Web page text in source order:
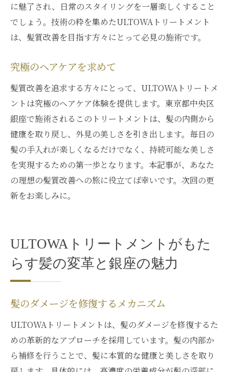
髪の健康を守るための新たな視点
美容における新時代の幕開け
に魅了され、日常のスタイリングを一層楽しくすること
でしょう。技術の粋を集めたULTOWAトリートメント
は、髪質改善を目指す方々にとって必見の施術です。
究極のヘアケアを求めて
髪質改善を追求する方々にとって、ULTOWAトリートメ
ントは究極のヘアケア体験を提供します。東京都中央区
銀座で施術されるこのトリートメントは、髪の内側から
健康を取り戻し、外見の美しさを引き出します。毎日の
髪の手入れが楽しくなるだけでなく、持続可能な美しさ
を実現するための第一歩となります。本記事が、あなた
の理想の髪質改善への旅に役立てば幸いです。次回の更
新をお楽しみに。
ULTOWAトリートメントがもた
らす髪の変革と銀座の魅力
髪のダメージを修復するメカニズム
ULTOWAトリートメントは、髪のダメージを修復するた
めの革新的なアプローチを採用しています。髪の内部か
ら補修を行うことで、髪に本質的な健康と美しさを取り